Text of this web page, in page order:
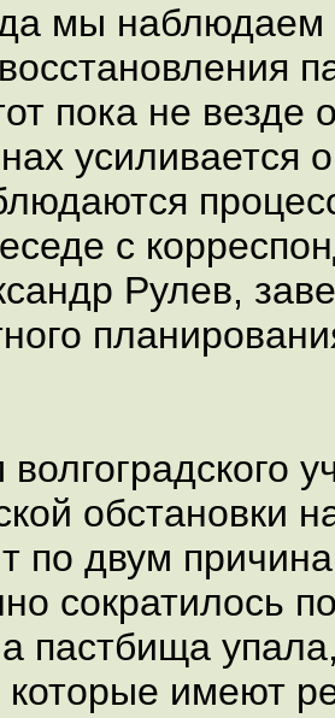
мы
пока не везде
усиливается
с
Рулев,
обстановки
по двум
сократилось
пастбища
имеют